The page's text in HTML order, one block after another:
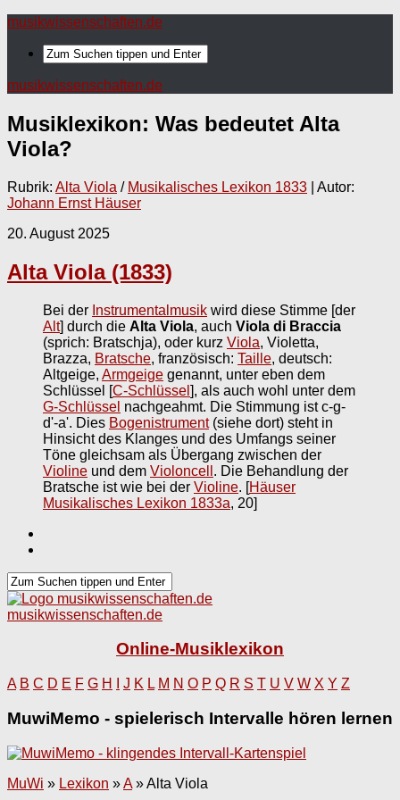
musikwissenschaften.de
musikwissenschaften.de
Musiklexikon: Was bedeutet Alta
Viola?
Rubrik: Alta Viola / Musikalisches Lexikon 1833 | Autor:
Johann Ernst Häuser
20. August 2025
Alta Viola (1833)
Bei der Instrumentalmusik wird diese Stimme [der
Alt] durch die Alta Viola, auch Viola di Braccia
(sprich: Bratschja), oder kurz Viola, Violetta,
Brazza, Bratsche, französisch: Taille, deutsch:
Altgeige, Armgeige genannt, unter eben dem
Schlüssel [C-Schlüssel ], als auch wohl unter dem
G-Schlüssel nachgeahmt. Die Stimmung ist c-g-
d'-a'. Dies Bogenistrument(siehe dort) steht in
Hinsicht des Klanges und des Umfangs seiner
Töne gleichsam als Übergang zwischen der
Violine und dem Violoncell . Die Behandlung der
Bratsche ist wie bei der Violine. [Häuser
Musikalisches Lexikon 1833a, 20]
musikwissenschaften.de
Online-Musiklexikon
A B C D E F G H J K L M N O P Q R S T U V W X Y Z
MuwiMemo - spielerisch Intervalle hören lernen
MuWi » Lexikon »A »Alta Viola